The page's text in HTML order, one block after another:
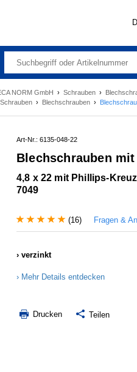
NORM GmbH › Schrauben ›
Schrauben › Blechschrauben ›
Art-Nr.: 6135-048-22
Blechschrauben
4,8 x 22 mit Phillips-
7049
(16) Fragen &
verzinkt
Mehr Details entdecken
Drucken Teilen